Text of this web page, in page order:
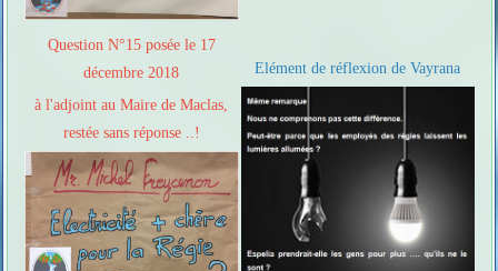
Question N°15 posée le 17
décembre 2018
à l'adjoint au Maire de Maclas,
restée sans réponse ..!
Elément de réflexion de Vayrana